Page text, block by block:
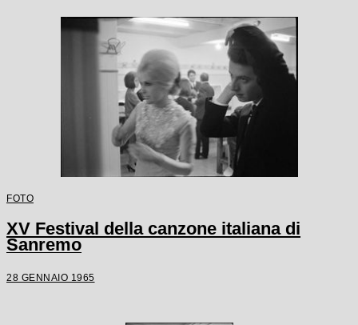
FOTO
XV Festival della canzone italiana di
Sanremo
28 GENNAIO 1965